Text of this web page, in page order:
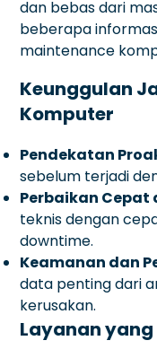
dan bebas dari
beberapa
maintenance
Keunggulan
Komputer
Pendekatan
sebelum terjadi
Perbaikan Cepat
teknis dengan
downtime.
Keamanan dan
data penting dari
kerusakan.
Layanan